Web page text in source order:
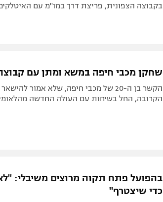
בקבוצה הצפונית, פריצת דרך במו"מ עם
שחקן מכבי חיפה במשא ומתן עם
הקשר בן ה-20 של מכבי חיפה, שלא אמור
הקרובה, החל בשיחות עם העולה החדשה
בהפועל פתח תקוה מרוצים משיבלי:
כדי שיצטרף"